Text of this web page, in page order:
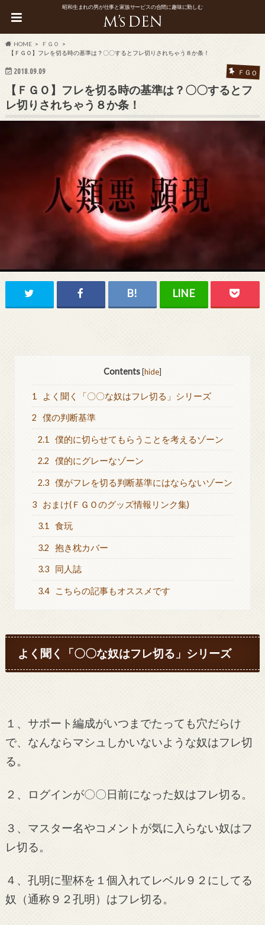
昭和生まれの男が仕事と家族サービスの合間に趣味に勤しむ
HOME
ＦＧＯ
【ＦＧＯ】フレを切る時の基準は？〇〇するとフレ切りされちゃう８か条！
2018.09.09 ＦＧＯ
【ＦＧＯ】フレを切る時の基準は？〇〇するとフ
レ切りされちゃう８か条！
Contents [hide]
1 よく聞く「〇〇な奴はフレ切る」シリーズ
2 僕の判断基準
2.1 僕的に切らせてもらうことを考えるゾーン
2.2 僕的にグレーなゾーン
2.3 僕がフレを切る判断基準にはならないゾーン
3 おまけ(ＦＧＯのグッズ情報リンク集)
3.1 食玩
3.2 抱き枕カバー
3.3 同人誌
3.4 こちらの記事もオススメです
よく聞く「〇〇な奴はフレ切る」シリーズ
１、サポート編成がいつまでたっても穴だらけ
で、なんならマシュしかいないような奴はフレ切
る。
２、ログインが〇〇日前になった奴はフレ切る。
３、マスター名やコメントが気に入らない奴はフ
レ切る。
４、孔明に聖杯を１個入れてレベル９２にしてる
奴（通称９２孔明）はフレ切る。